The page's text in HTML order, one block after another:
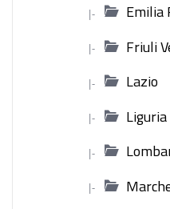
|- Emilia
|- Friuli
|- Lazio
|- Liguria
|-
|-